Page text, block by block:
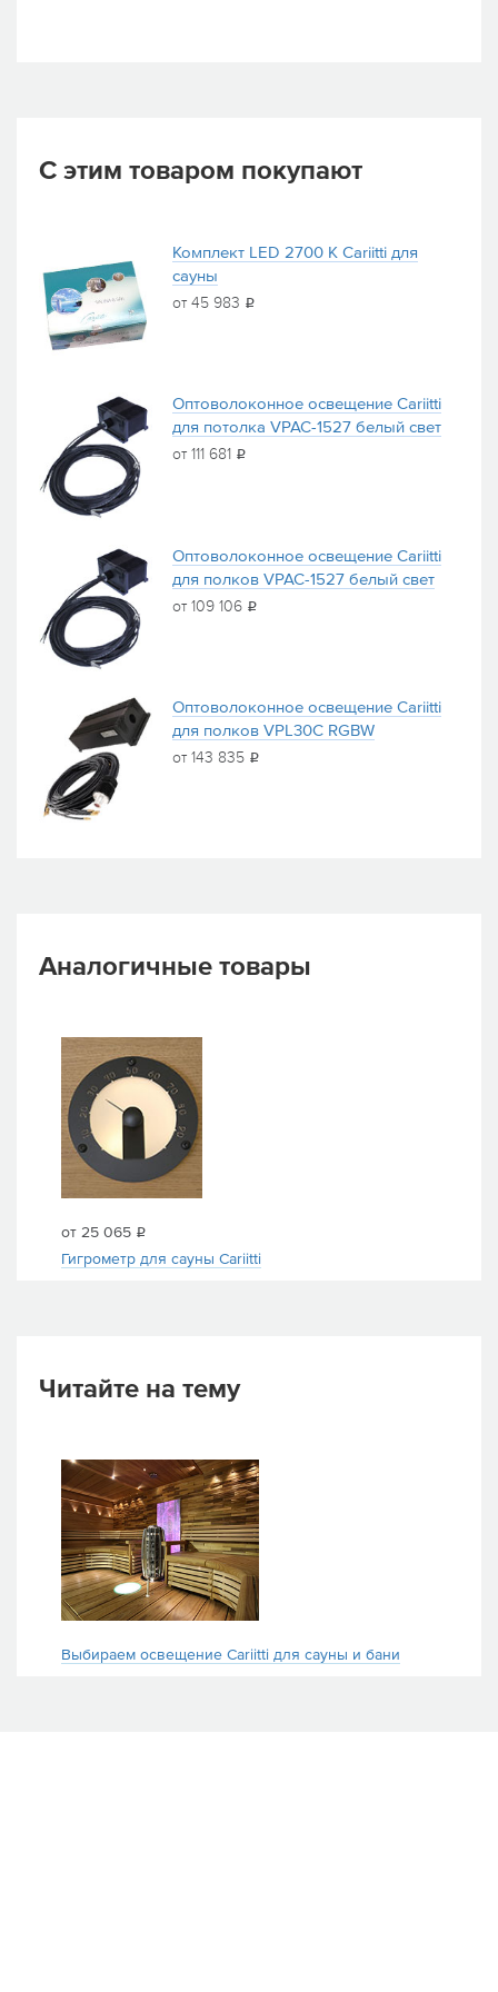
С этим товаром покупают
Комплект LED 2700 K Cariitti для
сауны
от 45 983 i
Оптоволоконное освещение Cariitti
для потолка VPAC-1527 белый свет
от 111 681 i
Оптоволоконное освещение Cariitti
для полков VPAC-1527 белый свет
от 109 106 i
Оптоволоконное освещение Cariitti
для полков VPL30C RGBW
от 143 835 i
Аналогичные товары
от 25 065 i
Гигрометр для сауны Cariitti
Читайте на тему
Выбираем освещение Cariitti для сауны и бани